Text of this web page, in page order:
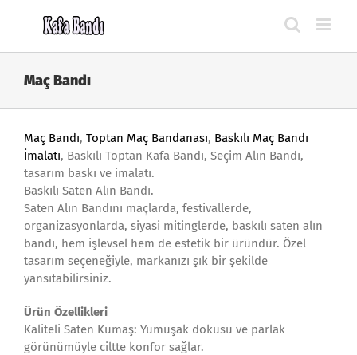
Maç Bandı
Maç Bandı, Toptan Maç Bandanası, Baskılı Maç Bandı
İmalatı, Baskılı Toptan Kafa Bandı, Seçim Alın Bandı,
tasarım baskı ve imalatı.
Baskılı Saten Alın Bandı.
Saten Alın Bandını maçlarda, festivallerde,
organizasyonlarda, siyasi mitinglerde, baskılı saten alın
bandı, hem işlevsel hem de estetik bir üründür. Özel
tasarım seçeneğiyle, markanızı şık bir şekilde
yansıtabilirsiniz.
Ürün Özellikleri
Kaliteli Saten Kumaş: Yumuşak dokusu ve parlak
görünümüyle ciltte konfor sağlar.